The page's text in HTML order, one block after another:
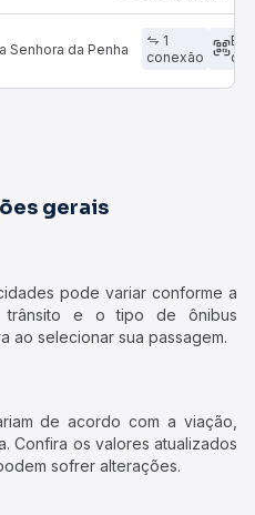
Senhora da Penha
1
conexão
gerais
pode variar conforme a
trânsito e o tipo de ônibus
ao selecionar sua passagem.
de acordo com a viação,
Confira os valores atualizados
sofrer alterações.